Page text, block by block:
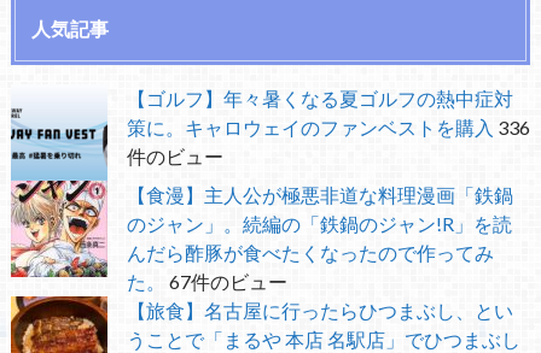
人気記事
【ゴルフ】年々暑くなる夏ゴルフの熱中症対
策に。キャロウェイのファンベストを購入 336
件のビュー
【食漫】主人公が極悪非道な料理漫画「鉄鍋
のジャン」。続編の「鉄鍋のジャン!R」を読
んだら酢豚が食べたくなったので作ってみ
た。
67件のビュー
【旅食】名古屋に行ったらひつまぶし、とい
うことで「まるや 本店 名駅店」でひつまぶし